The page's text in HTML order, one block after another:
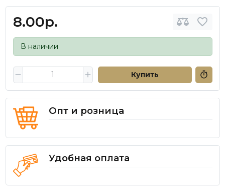
8.00р.
В наличии
Купить
Опт и розница
Удобная оплата